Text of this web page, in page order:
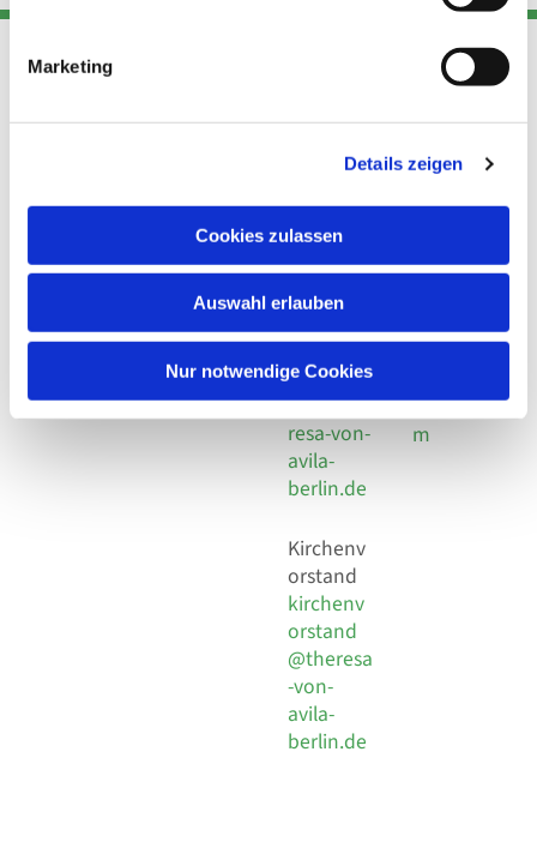
Marketing
Details zeigen
Cookies zulassen
Auswahl erlauben
Nur notwendige Cookies
Adresse
Kirchengemeinde Pfarrei
Hl. Theresa von Avila Berlin
Leitender Pfarrer - Norbert
Behaimstr. 39
Kont
Telefon
+49 30
924 64 28
Fax +49
30 924 54
18
E-Mail
info@the
resa-von-
avila-
berlin.de
Kirchenv
orstand
kirchenv
orstand
@theresa
-von-
avila-
berlin.de
Links
Datensch
utz
Social
Impressu
m